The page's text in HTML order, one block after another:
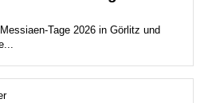
Tage 2026 in Görlitz und